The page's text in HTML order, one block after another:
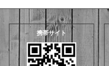
携帯サイト